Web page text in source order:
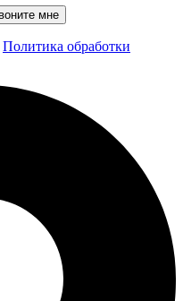
Политика обработки